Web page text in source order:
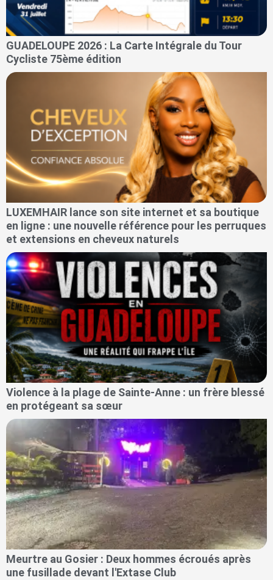
GUADELOUPE 2026 : La Carte Intégrale du Tour
Cycliste 75ème édition
LUXEMHAIR lance son site internet et sa boutique
en ligne : une nouvelle référence pour les perruques
et extensions en cheveux naturels
Violence à la plage de Sainte-Anne : un frère blessé
en protégeant sa sœur
Meurtre au Gosier : Deux hommes écroués après
une fusillade devant l'Extase Club